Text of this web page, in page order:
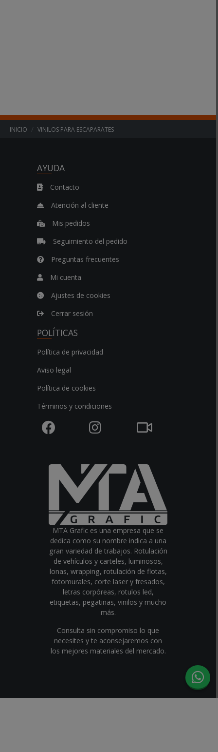
INICIO VINILOS PARA ESCAPARATES
AYUDA
Contacto
Atención al cliente
Mis pedidos
Seguimiento del pedido
Preguntas frecuentes
Mi cuenta
Ajustes de cookies
Cerrar sesión
POLÍTICAS
Política de privacidad
Aviso legal
Política de cookies
Términos y condiciones
MTA Grafic es una empresa que se
dedica como su nombre indica a una
gran variedad de trabajos. Rotulación
de vehículos y carteles, luminosos,
lonas, wrapping, rotulación de flotas,
fotomurales, corte laser y fresados,
letras corpóreas, rotulos led,
etiquetas, pegatinas, vinilos y mucho
más.
Consulta sin compromiso lo que
necesites y te aconsejaremos con
los mejores materiales del mercado.